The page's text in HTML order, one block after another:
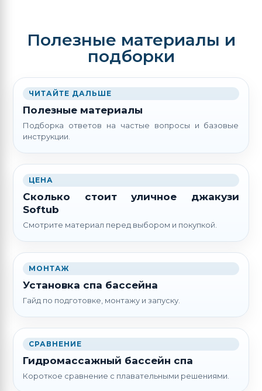
Полезные материалы и
подборки
ЧИТАЙТЕ ДАЛЬШЕ
Полезные материалы
Подборка ответов на частые вопросы и базовые
инструкции.
ЦЕНА
Сколько стоит уличное джакузи
Softub
Смотрите материал перед выбором и покупкой.
МОНТАЖ
Установка спа бассейна
Гайд по подготовке, монтажу и запуску.
СРАВНЕНИЕ
Гидромассажный бассейн спа
Короткое сравнение с плавательными решениями.